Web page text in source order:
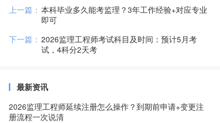
上一篇： 本科毕业多久能考监理？3年工作经验+对应专业
即可
下一篇： 2026监理工程师考试科目及时间：预计5月考
试，4科分2天考
最新资讯
2026监理工程师延续注册怎么操作？到期前申请+变更注
册流程一次说清